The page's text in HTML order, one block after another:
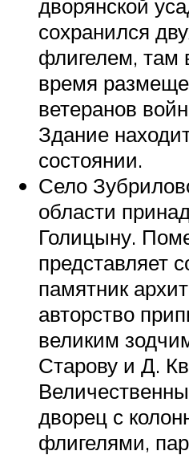
дворянской
сохранился
флигелем, там
время
ветеранов
Здание
состоянии.
Село
области
Голицыну.
представляет
памятник
авторство
великим
Старову и Д.
дворец с
флигелями,